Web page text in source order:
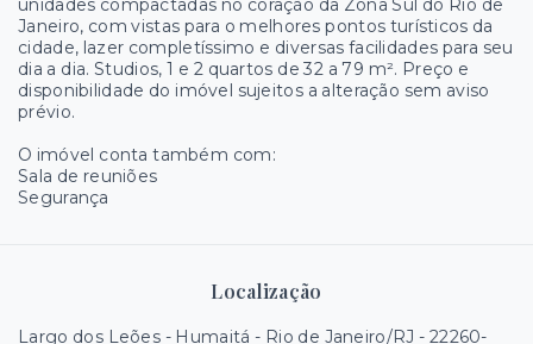
unidades compactadas no coração da Zona Sul do Rio de
Janeiro, com vistas para o melhores pontos turísticos da
cidade, lazer completíssimo e diversas facilidades para seu
dia a dia. Studios, 1 e 2 quartos de 32 a 79 m². Preço e
disponibilidade do imóvel sujeitos a alteração sem aviso
prévio.
O imóvel conta também com:
Sala de reuniões
Segurança
Localização
Largo dos Leões - Humaitá - Rio de Janeiro/RJ - 22260-